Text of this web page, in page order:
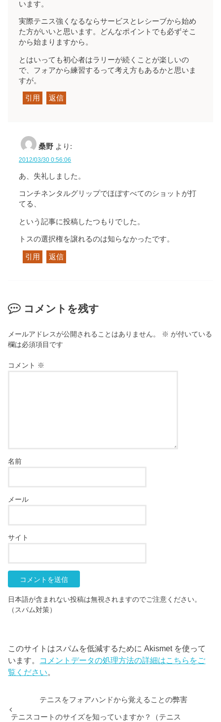
います。
実際テニス強くなるならサービスとレシーブから始め
た方がいいと思います。どんなポイントでも必ずそこ
から始まりますから。
とはいっても初心者はラリーが続くことが楽しいの
で、フォアから練習するって考え方もあるかと思いま
すが。
引用 返信
桑野 より:
2012/03/30 0:56:06
あ、失礼しました。
コンチネンタルグリップでほぼすべてのショットが打
てる、
という記事に投稿したつもりでした。
トスの選択権を譲れるのは知らなかったです。
引用 返信
コメントを残す
メールアドレスが公開されることはありません。 ※ が付いている
欄は必須項目です
コメント ※
名前
メール
サイト
日本語が含まれない投稿は無視されますのでご注意ください。
（スパム対策）
このサイトはスパムを低減するために Akismet を使って
います。 コメントデータの処理方法の詳細はこちらをご
覧ください。
テニスをフォアハンドから覚えることの弊害
テニスコートのサイズを知っていますか？（テニス